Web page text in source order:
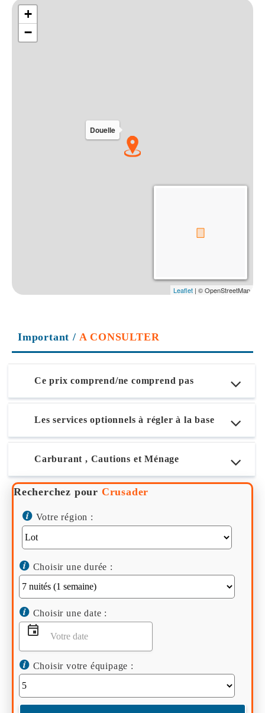
Important / A CONSULTER
Ce prix comprend/ne comprend pas
Les services optionnels à régler à la base
Carburant , Cautions et Ménage
Recherchez pour Crusader
Votre région :
Choisir une durée :
Choisir une date :
Choisir votre équipage :